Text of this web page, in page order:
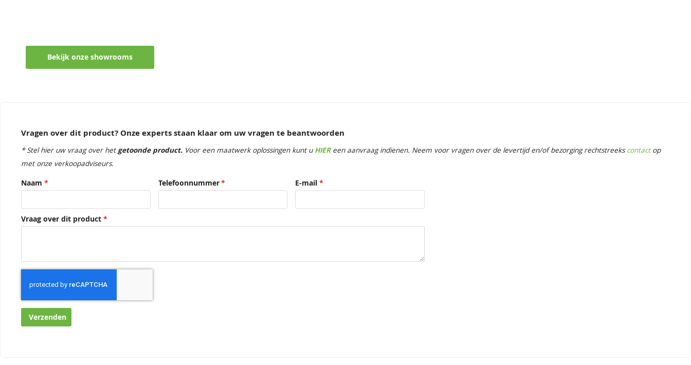
Bekijk onze showrooms
Vragen over dit product? Onze experts staan klaar om uw vragen te beantwoorden
* Stel hier uw vraag over het getoonde product. Voor een maatwerk oplossingen kunt u HIEReen aanvraag indienen. Neem voor vragen over de levertijd en/of bezorging rechtstreekscontactop
met onze verkoopadviseurs.
Naam Telefoonnummer E-mail
Vraag over dit product
Verzenden